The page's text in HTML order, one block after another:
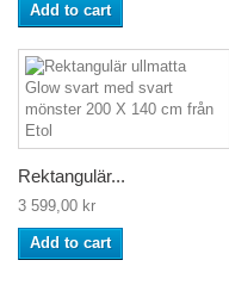
Add to cart
Rektangulär...
3 599,00 kr
Add to cart